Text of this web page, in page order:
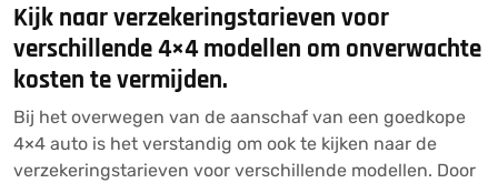
Kijk naar verzekeringstarieven voor
verschillende 4×4 modellen om onverwachte
kosten te vermijden.
Bij het overwegen van de aanschaf van een goedkope
4×4 auto is het verstandig om ook te kijken naar de
verzekeringstarieven voor verschillende modellen. Door